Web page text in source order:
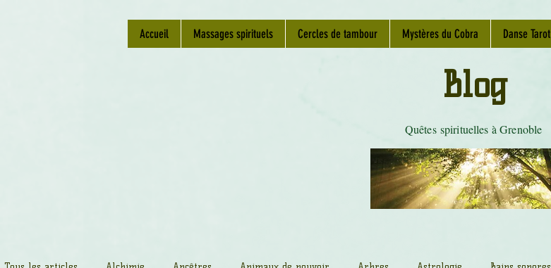
Accueil Massages spirituels Cercles de tambour Mystères du Cobra Danse Tarot
Quêtes spirituelles à Grenoble
Blog